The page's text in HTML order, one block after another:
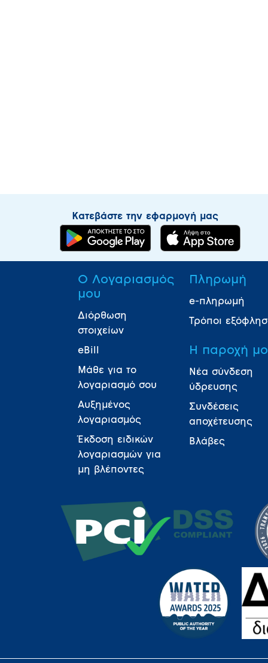
Κατεβάστε την εφαρμογή μας
Ο Λογαριασμός
μου
Διόρθωση
στοιχείων
eBill
Μάθε για το
λογαριασμό σου
Αυξημένος
λογαριασμός
Έκδοση ειδικών
λογαριασμών για
μη βλέποντες
Πληρωμή
e-πληρωμή
Τρόποι
Η παροχή
Νέα σύνδεση
ύδρευσης
Συνδέσεις
αποχέτευσης
Βλάβες